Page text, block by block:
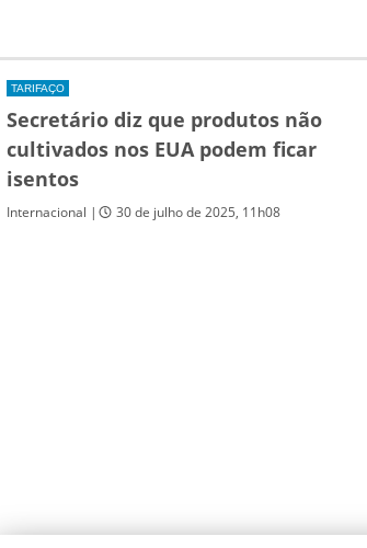
TARIFAÇO
Secretário diz que produtos não
cultivados nos EUA podem ficar
isentos
Internacional | 30 de julho de 2025, 11h08